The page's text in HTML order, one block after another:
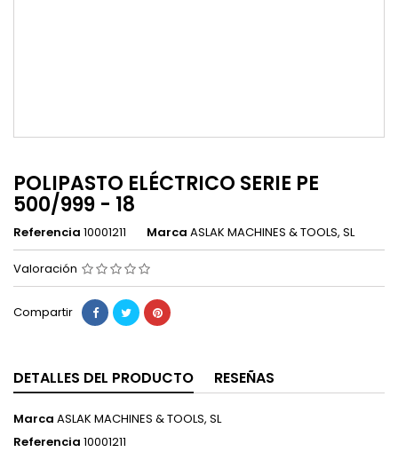
POLIPASTO ELÉCTRICO SERIE PE
500/999 - 18
Referencia 10001211 Marca ASLAK MACHINES & TOOLS, SL
Valoración
Compartir
DETALLES DEL PRODUCTO RESEÑAS
Marca ASLAK MACHINES & TOOLS, SL
Referencia 10001211